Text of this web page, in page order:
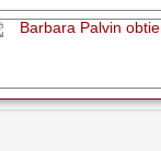
Barbara Palvin